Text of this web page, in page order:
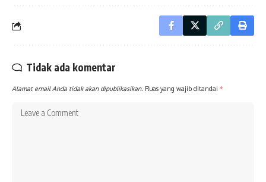
Tidak ada komentar
Alamat email Anda tidak akan dipublikasikan. Ruas yang wajib ditandai *